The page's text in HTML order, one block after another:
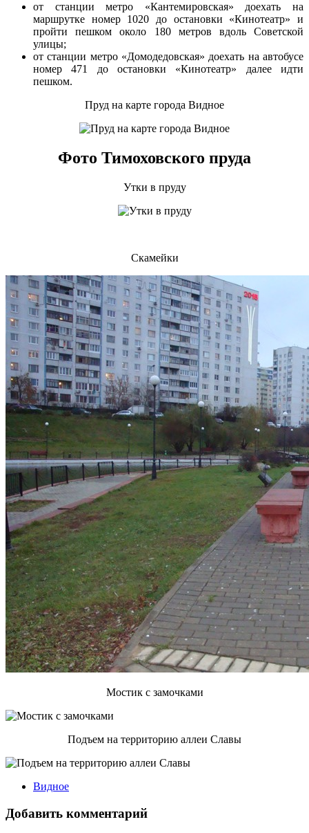
от станции метро «Кантемировская» доехать на
маршрутке номер 1020 до остановки «Кинотеатр» и
пройти пешком около 180 метров вдоль Советской
улицы;
от станции метро «Домодедовская» доехать на автобусе
номер 471 до остановки «Кинотеатр» далее идти
пешком.
Пруд на карте города Видное
Фото Тимоховского пруда
Утки в пруду
Скамейки
Мостик с замочками
Подъем на территорию аллеи Славы
Видное
Добавить комментарий